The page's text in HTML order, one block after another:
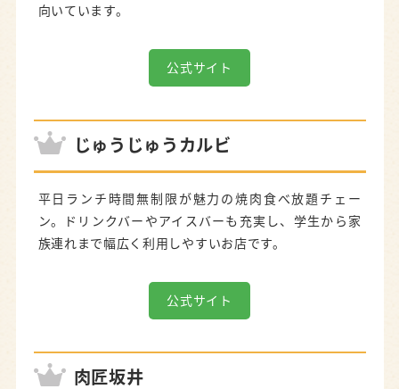
向いています。
公式サイト
じゅうじゅうカルビ
平日ランチ時間無制限が魅力の焼肉食べ放題チェー
ン。ドリンクバーやアイスバーも充実し、学生から家
族連れまで幅広く利用しやすいお店です。
公式サイト
肉匠坂井